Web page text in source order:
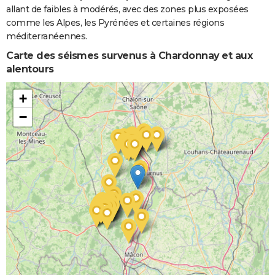
Inondations
et/ou
Coulées de
Boue
06/11/1982 10/11/1982 5 j Oui
allant de faibles à modérés, avec des zones plus exposées
comme les Alpes, les Pyrénées et certaines régions
méditerranéennes.
Carte des séismes survenus à Chardonnay et aux
alentours
+
−